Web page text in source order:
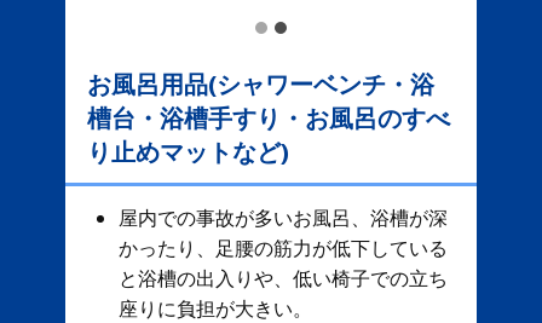
お風呂用品(シャワーベンチ・浴
槽台・浴槽手すり・お風呂のすべ
り止めマットなど)
屋内での事故が多いお風呂、​ 浴槽が深
かったり、足腰の筋力が低下している
と浴槽の出入りや、低い椅子での立ち
座りに負担が大きい。